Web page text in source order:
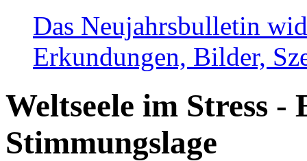
Das Neujahrsbulletin
Erkundungen, Bilder,
Weltseele im Stress -
Stimmungslage